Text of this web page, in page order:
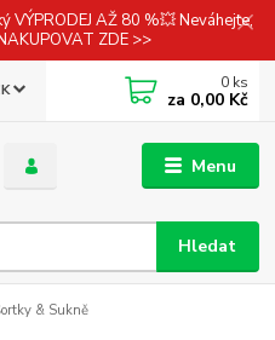
AŽ 80 %💥 Neváhejte,
ZDE >>
Menu
Hledat
0 ks
za 0,00 Kč
& Sukně